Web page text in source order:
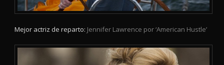
Mejor actriz de reparto: Jennifer Lawrence por ‘American Hustle’